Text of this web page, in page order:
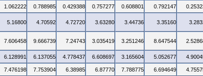
1.062222 0.788985 0.429388 0.757277 0.608801 0.792147
5.16800 4.70592 4.72720 3.63280 3.44736 3.35160
7.606458 9.666739 7.24743 3.035419 3.251246 8.647544
6.128991 6.137055 4.778437 6.608697 3.165604 5.052677
7.476198 7.753904 6.38985 6.87770 7.788775 6.694649